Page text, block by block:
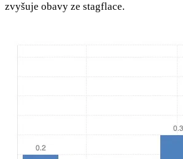
zvyšuje obavy ze stagflace.